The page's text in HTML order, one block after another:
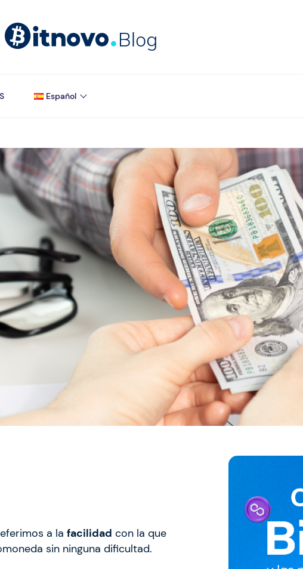
Español
a la facilidad con la que
sin ninguna dificultad.